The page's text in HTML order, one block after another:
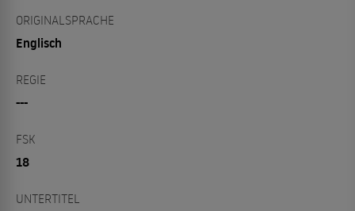
ORIGINALSPRACHE
Englisch
REGIE
---
FSK
18
UNTERTITEL